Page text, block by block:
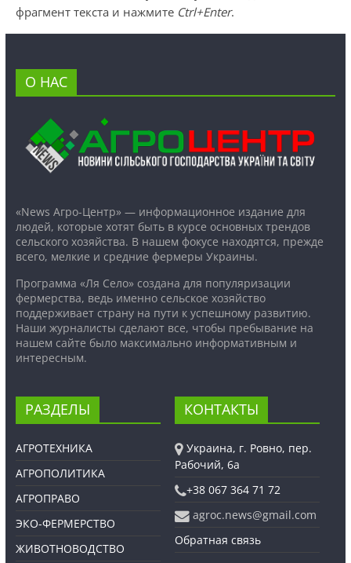
фрагмент текста и нажмите Ctrl+Enter.
О НАС
«News Агро-Центр» — информационное издание для
людей, которые хотят быть в курсе основных трендов
сельского хозяйства. В нашем фокусе находятся, прежде
всего, мелкие и средние фермеры Украины.
Программа «Ля Село» создана для популяризации
фермерства, ведь именно сельское хозяйство
поддерживает страну на пути к успешному развитию.
Наши журналисты сделают все, чтобы пребывание на
нашем сайте было максимально информативным и
интересным.
РАЗДЕЛЫ
АГРОТЕХНИКА
АГРОПОЛИТИКА
АГРОПРАВО
ЭКО-ФЕРМЕРСТВО
ЖИВОТНОВОДСТВО
КОНТАКТЫ
Украина, г. Ровно, пер.
Рабочий, 6а
+38 067 364 71 72
agroc.news@gmail.com
Обратная связь